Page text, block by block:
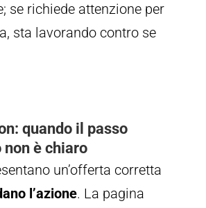
se richiede attenzione per
sta lavorando contro se
quando il passo
è chiaro
un’offerta corretta
l’azione. La pagina